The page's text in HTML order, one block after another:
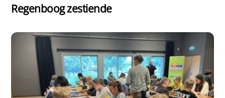
Regenboog zestiende